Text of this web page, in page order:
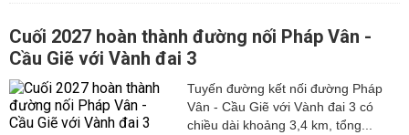
Cuối 2027 hoàn thành đường nối Pháp Vân -
Cầu Giẽ với Vành đai 3
Tuyến đường kết nối đường Pháp
Vân - Cầu Giẽ với Vành đai 3 có
chiều dài khoảng 3,4 km, tổng...